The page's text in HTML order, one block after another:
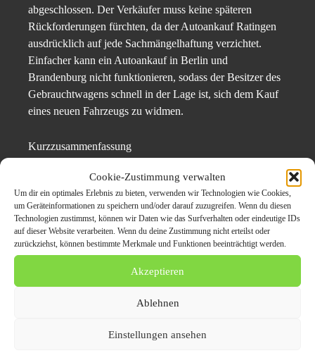
Cookie-Zustimmung verwalten
Um dir ein optimales Erlebnis zu bieten, verwenden wir Technologien wie Cookies,
um Geräteinformationen zu speichern und/oder darauf zuzugreifen. Wenn du diesen
Technologien zustimmst, können wir Daten wie das Surfverhalten oder eindeutige IDs
auf dieser Website verarbeiten. Wenn du deine Zustimmung nicht erteilst oder
zurückziehst, können bestimmte Merkmale und Funktionen beeinträchtigt werden.
Akzeptieren
Ablehnen
Einstellungen ansehen
abgeschlossen. Der Verkäufer muss keine späteren
Rückforderungen fürchten, da der Autoankauf Ratingen
ausdrücklich auf jede Sachmängelhaftung verzichtet.
Einfacher kann ein Autoankauf in Berlin und
Brandenburg nicht funktionieren, sodass der Besitzer des
Gebrauchtwagens schnell in der Lage ist, sich dem Kauf
eines neuen Fahrzeugs zu widmen.
Kurzzusammenfassung
Der Autoankauf Ratingen zahlt für Gebrauchtwagen aller
Art Bestpreise – nicht nur in Berlin selbst, sondern ebenso
in Brandenburg. Auf eine unkomplizierte und fairer
Transaktion wird großer Wert gelegt. Das zeigt sich auch
im ausdrücklichen Verzicht auf jede Sachmängelhaftung.
Pressekontakt:
Dorstenerstr. 125a